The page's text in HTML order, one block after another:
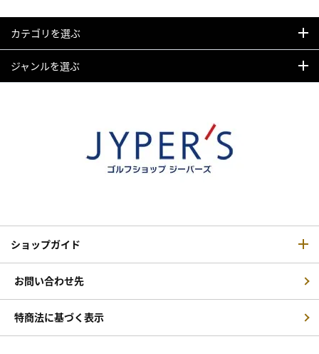
カテゴリを選ぶ
ジャンルを選ぶ
ショップガイド
お問い合わせ先
特商法に基づく表示